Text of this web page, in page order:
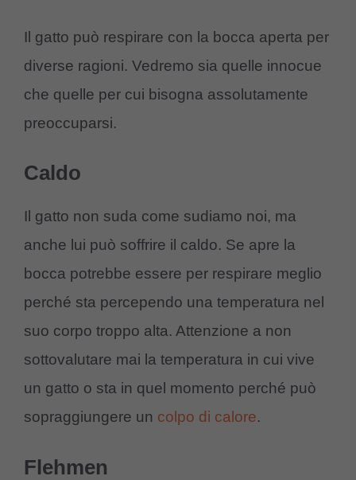
Il gatto può respirare con la bocca aperta per
diverse ragioni. Vedremo sia quelle innocue
che quelle per cui bisogna assolutamente
preoccuparsi.
Caldo
Il gatto non suda come sudiamo noi, ma
anche lui può soffrire il caldo. Se apre la
bocca potrebbe essere per respirare meglio
perché sta percependo una temperatura nel
suo corpo troppo alta. Attenzione a non
sottovalutare mai la temperatura in cui vive
un gatto o sta in quel momento perché può
sopraggiungere un colpo di calore.
Flehmen